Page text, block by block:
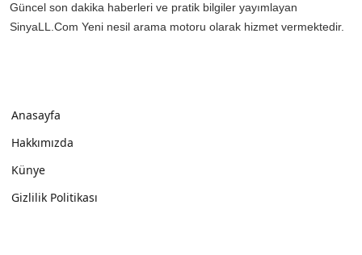
Güncel son dakika haberleri ve pratik bilgiler yayımlayan
SinyaLL.Com Yeni nesil arama motoru olarak hizmet vermektedir.
Anasayfa
Hakkımızda
Künye
Gizlilik Politikası